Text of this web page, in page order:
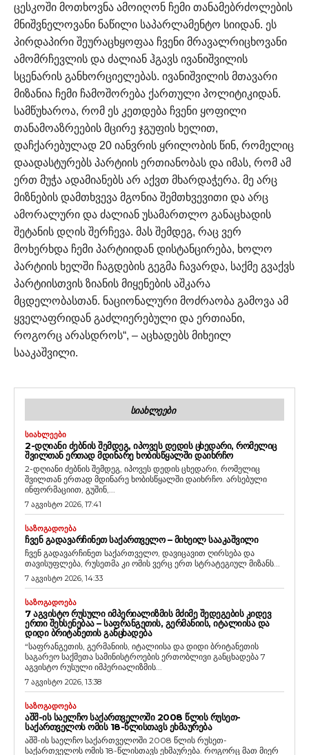
ცესკოში მოთხოვნა ამოიღონ ჩემი თანამებრძოლების
მნიშვნელოვანი ნაწილი საპარლამენტო სიიდან. ეს
პირდაპირი შეურაცხყოფაა ჩვენი მრავალრიცხოვანი
ამომრჩევლის და ძალიან ჰგავს ივანიშვილის
სცენარის განხორციელებას. ივანიშვილის მთავარი
მიზანია ჩემი ჩამოშორება ქართული პოლიტიკიდან.
სამწუხაროა, რომ ეს კეთდება ჩვენი ყოფილი
თანამოაზრეების მცირე ჯგუფის ხელით,
დაჩქარებულად 20 იანვრის ყრილობის წინ, რომელიც
დაადასტურებს პარტიის ერთიანობას და იმას, რომ ამ
ერთ მუჭა ადამიანებს არ აქვთ მხარდაჭერა. მე არც
მიზნების დამთხვევა მგონია შემთხვევითი და არც
ამორალური და ძალიან უსამართლო განაცხადის
შეტანის დღის შერჩევა. მას შემდეგ, რაც ვერ
მოხერხდა ჩემი პარტიიდან დისტანცირება, ხოლო
პარტიის ხელში ჩაგდების გეგმა ჩავარდა, საქმე გვაქვს
პარტიისთვის ზიანის მიყენების აშკარა
მცდელობასთან. ნაციონალური მოძრაობა გამოვა ამ
ყველაფრიდან გაძლიერებული და ერთიანი,
როგორც არასდროს“, – აცხადებს მიხეილ
სააკაშვილი.
ᲡᲘᲐᲮᲚᲔᲔᲑᲘ
ᲡᲘᲐᲮᲚᲔᲔᲑᲘ
2-ᲓᲦᲘᲐᲜᲘ ᲫᲔᲑᲜᲘᲡ ᲨᲔᲛᲓᲔᲒ, ᲘᲞᲝᲕᲔᲡ ᲓᲔᲓᲘᲡ ᲪᲮᲔᲓᲐᲠᲘ, ᲠᲝᲛᲔᲚᲘᲪ
ᲨᲕᲘᲚᲗᲐᲜ ᲔᲠᲗᲐᲓ ᲛᲓᲘᲜᲐᲠᲔ ᲮᲝᲑᲘᲡᲬᲧᲐᲚᲨᲘ ᲓᲐᲘᲮᲠᲩᲝ
2-დღიანი ძებნის შემდეგ, იპოვეს დედის ცხედარი, რომელიც
შვილთან ერთად მდინარე ხობისწყალში დაიხრჩო. არსებული
ინფორმაციით, გუშინ,...
7 აგვისტო 2026, 17:41
ᲡᲐᲖᲝᲒᲐᲓᲝᲔᲑᲐ
ᲩᲕᲔᲜ ᲒᲐᲓᲐᲕᲐᲠᲩᲘᲜᲔᲗ ᲡᲐᲥᲐᲠᲗᲕᲔᲚᲝ – ᲛᲘᲮᲔᲘᲚ ᲡᲐᲐᲙᲐᲨᲕᲘᲚᲘ
ჩვენ გადავარჩინეთ საქართველო, დავიცავით ღირსება და
თავისუფლება, რუსეთმა კი ომის ვერც ერთ სტრატეგიულ მიზანს...
7 აგვისტო 2026, 14:33
ᲡᲐᲖᲝᲒᲐᲓᲝᲔᲑᲐ
7 ᲐᲒᲕᲘᲡᲢᲝ ᲠᲣᲡᲣᲚᲘ ᲘᲛᲞᲔᲠᲘᲐᲚᲘᲖᲛᲘᲡ ᲛᲫᲘᲛᲔ ᲨᲔᲓᲔᲒᲔᲑᲘᲡ ᲙᲘᲓᲔᲕ
ᲔᲠᲗᲘ ᲨᲔᲮᲡᲔᲜᲔᲑᲐᲐ – ᲡᲐᲤᲠᲐᲜᲒᲔᲗᲘᲡ, ᲒᲔᲠᲛᲐᲜᲘᲘᲡ, ᲘᲢᲐᲚᲘᲘᲡᲐ ᲓᲐ
ᲓᲘᲓᲘ ᲑᲠᲘᲢᲐᲜᲔᲗᲘᲡ ᲒᲐᲜᲪᲮᲐᲓᲔᲑᲐ
“საფრანგეთის, გერმანიის, იტალიისა და დიდი ბრიტანეთის
საგარეო საქმეთა სამინისტროების ერთობლივი განცხადება 7
აგვისტო რუსული იმპერიალიზმის...
7 აგვისტო 2026, 13:38
ᲡᲐᲖᲝᲒᲐᲓᲝᲔᲑᲐ
ᲐᲨᲨ-ᲘᲡ ᲡᲐᲔᲚᲩᲝ ᲡᲐᲥᲐᲠᲗᲕᲔᲚᲝᲨᲘ 2008 ᲬᲚᲘᲡ ᲠᲣᲡᲔᲗ-
ᲡᲐᲥᲐᲠᲗᲕᲔᲚᲝᲡ ᲝᲛᲘᲡ 18-ᲬᲚᲘᲡᲗᲐᲕᲡ ᲔᲮᲛᲐᲣᲠᲔᲑᲐ
აშშ-ის საელჩო საქართველოში 2008 წლის რუსეთ-
საქართველოს ომის 18-წლისთავს ეხმაურება. როგორც მათ მიერ